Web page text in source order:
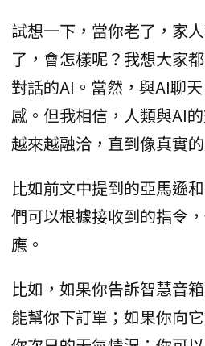
試想一下，當你老了，家
了，會怎樣呢？我想大家
對話的AI。當然，與AI聊
感。但我相信，人類與AI
越來越融洽，直到像真實
比如前文中提到的亞馬遜
們可以根據接收到的指令
應。
比如，如果你告訴智慧音
能幫你下訂單；如果你向